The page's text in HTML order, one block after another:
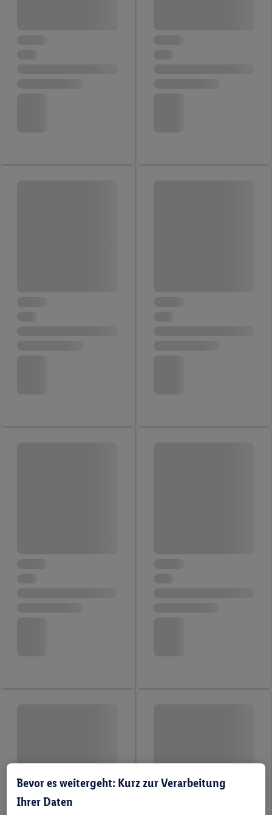
Bevor es weitergeht: Kurz zur Verarbeitung
Ihrer Daten